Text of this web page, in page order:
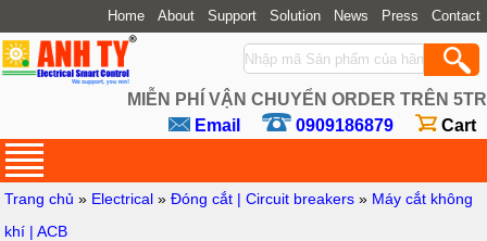
Home About Support Solution News Press Contact
MIỄN PHÍ VẬN CHUYỂN ORDER TRÊN 5TR
Email
0909186879 Cart
Trang chủ » Electrical »Đóng cắt | Circuit breakers » Máy cắt không
khí | ACB